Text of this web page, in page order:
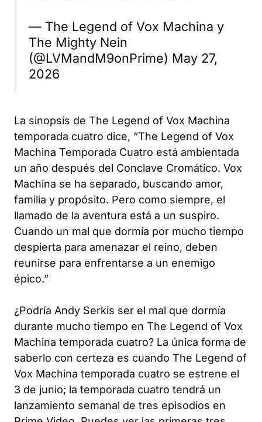
— The Legend of Vox Machina y
The Mighty Nein
(@LVMandM9onPrime) May 27,
2026
La sinopsis de The Legend of Vox Machina
temporada cuatro dice, “The Legend of Vox
Machina Temporada Cuatro está ambientada
un año después del Conclave Cromático. Vox
Machina se ha separado, buscando amor,
familia y propósito. Pero como siempre, el
llamado de la aventura está a un suspiro.
Cuando un mal que dormía por mucho tiempo
despierta para amenazar el reino, deben
reunirse para enfrentarse a un enemigo
épico.”
¿Podría Andy Serkis ser el mal que dormía
durante mucho tiempo en The Legend of Vox
Machina temporada cuatro? La única forma de
saberlo con certeza es cuando The Legend of
Vox Machina temporada cuatro se estrene el
3 de junio; la temporada cuatro tendrá un
lanzamiento semanal de tres episodios en